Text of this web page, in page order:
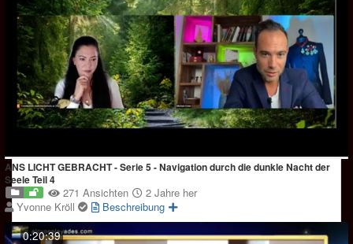
ANS LICHT GEBRACHT - Serie 5 - Navigation durch die dunkle Nacht der
Seele Teil 4
271 Ansichten
2 Jahre her
Yvonne Kröll
Beschreibung
0:20:39